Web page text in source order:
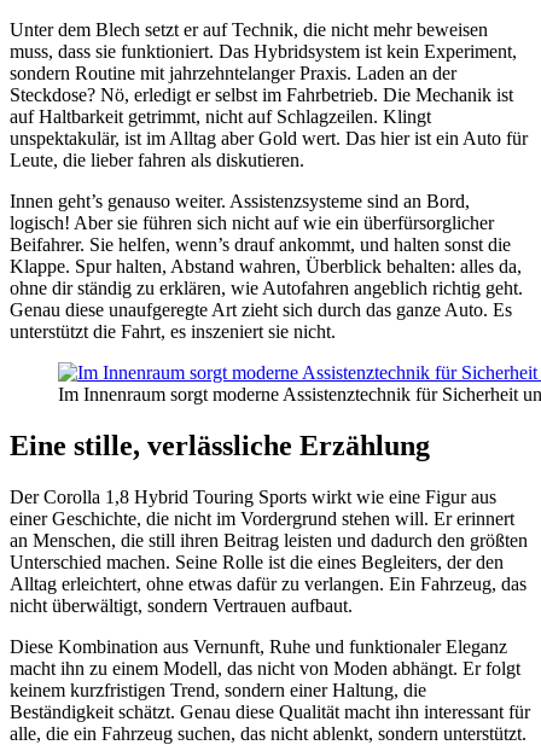
Unter dem Blech setzt er auf Technik, die nicht mehr beweisen
muss, dass sie funktioniert. Das Hybridsystem ist kein Experiment,
sondern Routine mit jahrzehntelanger Praxis. Laden an der
Steckdose? Nö, erledigt er selbst im Fahrbetrieb. Die Mechanik ist
auf Haltbarkeit getrimmt, nicht auf Schlagzeilen. Klingt
unspektakulär, ist im Alltag aber Gold wert. Das hier ist ein Auto für
Leute, die lieber fahren als diskutieren.
Innen geht’s genauso weiter. Assistenzsysteme sind an Bord,
logisch! Aber sie führen sich nicht auf wie ein überfürsorglicher
Beifahrer. Sie helfen, wenn’s drauf ankommt, und halten sonst die
Klappe. Spur halten, Abstand wahren, Überblick behalten: alles da,
ohne dir ständig zu erklären, wie Autofahren angeblich richtig geht.
Genau diese unaufgeregte Art zieht sich durch das ganze Auto. Es
unterstützt die Fahrt, es inszeniert sie nicht.
Im Innenraum sorgt moderne Assistenztechnik für Sicherheit
Eine stille, verlässliche Erzählung
Der Corolla 1,8 Hybrid Touring Sports wirkt wie eine Figur aus
einer Geschichte, die nicht im Vordergrund stehen will. Er erinnert
an Menschen, die still ihren Beitrag leisten und dadurch den größten
Unterschied machen. Seine Rolle ist die eines Begleiters, der den
Alltag erleichtert, ohne etwas dafür zu verlangen. Ein Fahrzeug, das
nicht überwältigt, sondern Vertrauen aufbaut.
Diese Kombination aus Vernunft, Ruhe und funktionaler Eleganz
macht ihn zu einem Modell, das nicht von Moden abhängt. Er folgt
keinem kurzfristigen Trend, sondern einer Haltung, die
Beständigkeit schätzt. Genau diese Qualität macht ihn interessant für
alle, die ein Fahrzeug suchen, das nicht ablenkt, sondern unterstützt.